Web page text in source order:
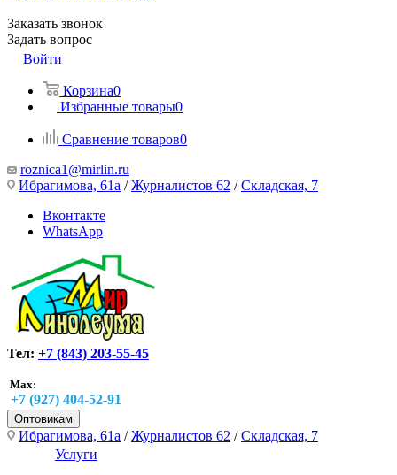
Заказать звонок
Задать вопрос
Войти
Корзина0
Избранные товары0
Сравнение товаров0
roznica1@mirlin.ru
Ибрагимова, 61а /Журналистов 62 /Складская, 7
Вконтакте
WhatsApp
Тел: +7 (843) 203-55-45
Max:
+7 (927) 404-52-91
Оптовикам
Ибрагимова, 61а /Журналистов 62 /Складская, 7
Услуги